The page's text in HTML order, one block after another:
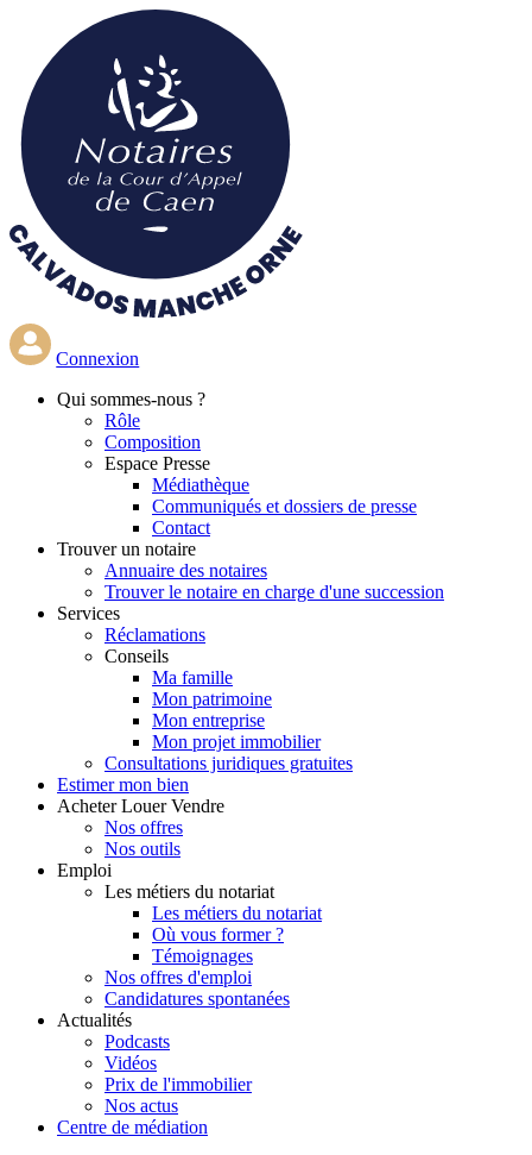
contenu
principal
Connexion
Qui sommes-nous ?
Rôle
Composition
Espace Presse
Médiathèque
Communiqués et dossiers de presse
Contact
Trouver un notaire
Annuaire des notaires
Trouver le notaire en charge d'une succession
Services
Réclamations
Conseils
Ma famille
Mon patrimoine
Mon entreprise
Mon projet immobilier
Consultations juridiques gratuites
Estimer mon bien
Acheter Louer Vendre
Nos offres
Nos outils
Emploi
Les métiers du notariat
Les métiers du notariat
Où vous former ?
Témoignages
Nos offres d'emploi
Candidatures spontanées
Actualités
Podcasts
Vidéos
Prix de l'immobilier
Nos actus
Centre de médiation